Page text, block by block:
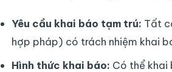
Yêu cầu khai báo tạm trú: Tất
hợp pháp) có trách nhiệm khai
Hình thức khai báo: Có thể khai